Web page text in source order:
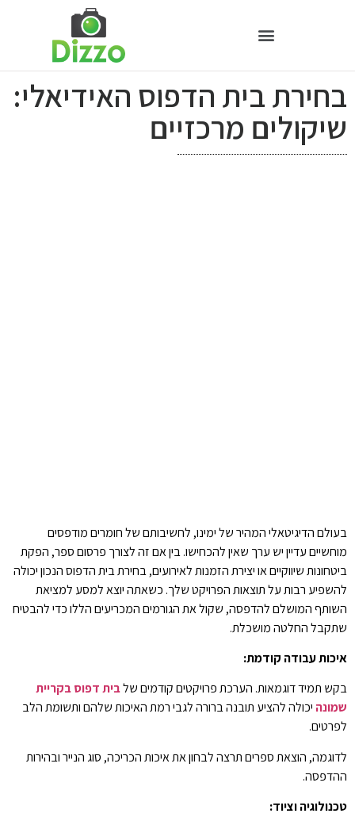
בחירת בית הדפוס האידיאלי:
שיקולים מרכזיים
בעולם הדיגיטאלי המהיר של ימינו, לחשיבותם של חומרים מודפסים
מוחשיים עדיין יש ערך שאין להכחישו. בין אם זה לצורך פרסום ספר, הפקת
ביטחונות שיווקיים או יצירת הזמנות לאירועים, בחירת בית הדפוס הנכון יכולה
להשפיע רבות על תוצאות הפרויקט שלך. כשאתה יוצא למסע למציאת
השותף המושלם להדפסה, שקול את הגורמים המכריעים הללו כדי להבטיח
שתקבל החלטה מושכלת.
איכות עבודה קודמת:
בקש תמיד דוגמאות. הערכת פרויקטים קודמים שלבית דפוס בקריית
שמונה יכולה להציע תובנה ברורה לגבי רמת האיכות שלהם ותשומת הלב
לפרטים.
לדוגמה, הוצאת ספרים תרצה לבחון את איכות הכריכה, סוג הנייר ובהירות
ההדפסה.
טכנולוגיה וציוד: